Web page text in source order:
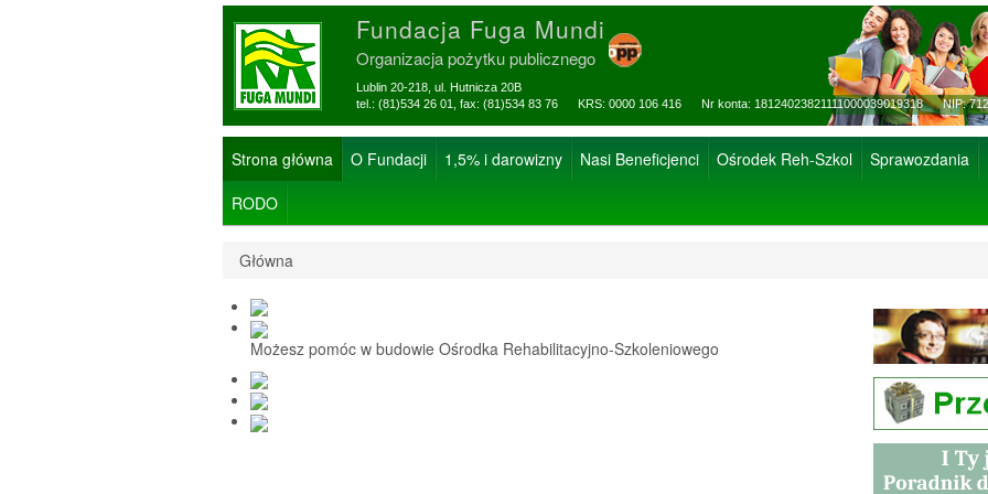
Fundacja Fuga Mundi
Organizacja pożytku publicznego
Lublin 20-218, ul. Hutnicza 20B
tel.: (81)534 26 01, fax: (81)534 83 76 KRS: 0000 106 416 Nr konta: 18124023821111000039019318 NIP:
Strona główna O Fundacji 1,5% i darowizny Nasi Beneficjenci Ośrodek Reh-Szkol Sprawozdania
RODO
Główna
Możesz pomóc w budowie Ośrodka Rehabilitacyjno-Szkoleniowego